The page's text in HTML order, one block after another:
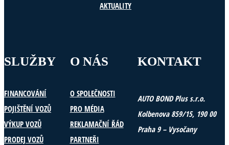
AKTUALITY
SLUŽBY
FINANCOVÁNÍ
POJIŠTĚNÍ VOZŮ
VÝKUP VOZŮ
PRODEJ VOZŮ
O NÁS
O SPOLEČNOSTI
PRO MÉDIA
REKLAMAČNÍ ŘÁD
PARTNEŘI
KONTAKT
AUTO BOND Plus s.r.o.
Kolbenova 859/15, 190 00
Praha 9 – Vysočany